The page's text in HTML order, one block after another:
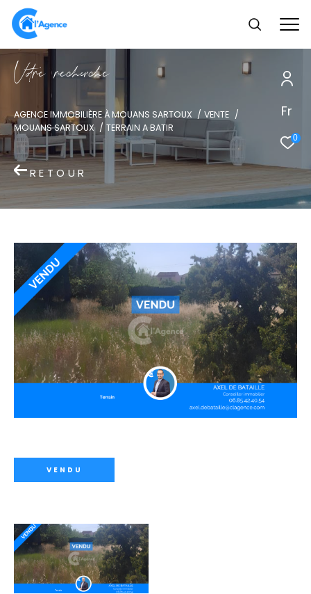
Fr
0
Vore recece
AGENCE IMMOBILIÈRE À MOUANS SARTOUX
VENTE
MOUANS SARTOUX
TERRAIN A BATIR
RETOUR
VENDU